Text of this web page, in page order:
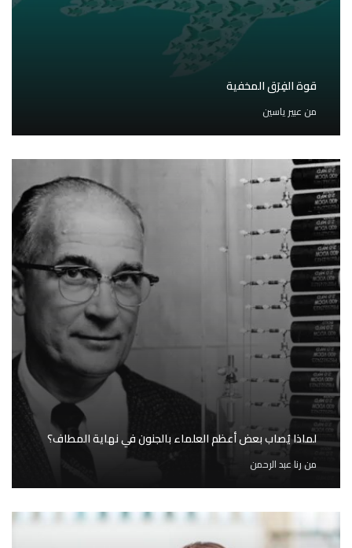
قوة الفِرَق المخفية
من عبير ياسين
لماذا يُصاب بعض أعظم العلماء بالجنون في نهاية المطاف؟
منرنا عبد الرحمن